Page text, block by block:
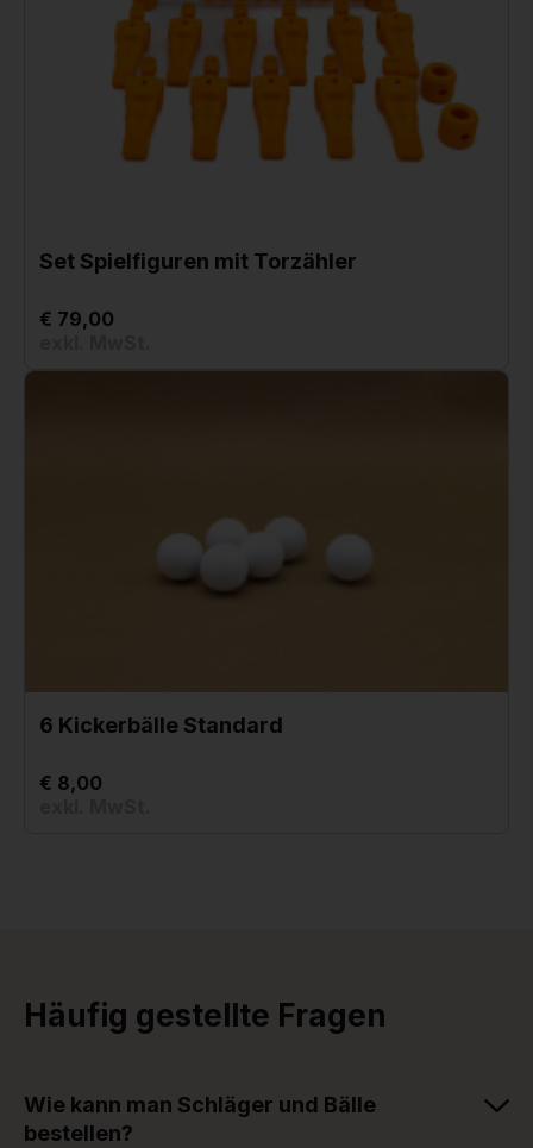
Set Spielfiguren mit Torzähler
€ 79,00
6 Kickerbälle Standard
€ 8,00
Häufig gestellte Fragen
Wie kann man Schläger und Bälle
bestellen?